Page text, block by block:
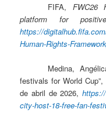
FIFA, FWC26
platform for
https://
Human-Rights-
Medina,
festivals for World Cup”,
de abril de 2026,
city-host-18-free-fan-